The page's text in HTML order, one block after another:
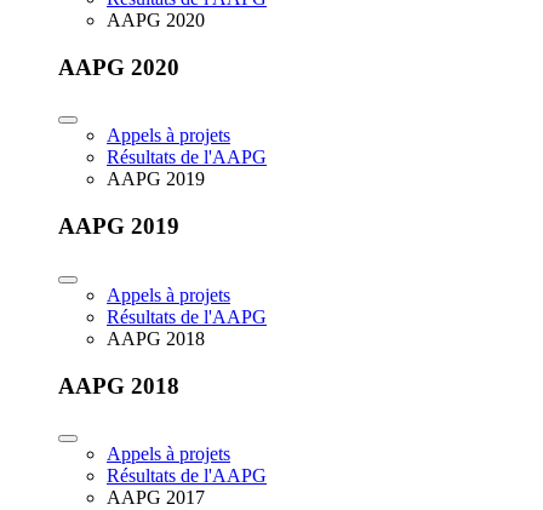
AAPG 2020
AAPG 2020
Appels à projets
Résultats de l'AAPG
AAPG 2019
AAPG 2019
Appels à projets
Résultats de l'AAPG
AAPG 2018
AAPG 2018
Appels à projets
Résultats de l'AAPG
AAPG 2017